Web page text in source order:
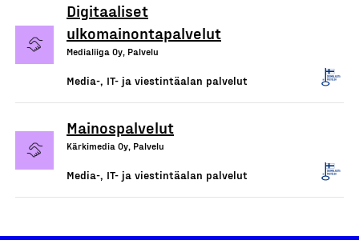
Digitaaliset
ulkomainontapalvelut
Medialiiga Oy, Palvelu
Media-, IT- ja viestintäalan palvelut
Mainospalvelut
Kärkimedia Oy, Palvelu
Media-, IT- ja viestintäalan palvelut